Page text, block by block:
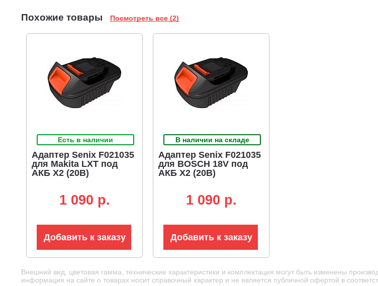
Похожие товары Посмотреть все (2)
Есть в наличии
Адаптер Senix F021035
для Makita LXT под
АКБ X2 (20В)
1 090 p.
Добавить к заказу
В наличии на складе
Адаптер Senix F021035
для BOSCH 18V под
АКБ X2 (20В)
1 090 p.
Добавить к заказу
Внешний вид, цветовая гамма, технические характеристики и комплектация могут быть изменены
информация на сайте о товарах носит справочный характер и не является публичной офертой в